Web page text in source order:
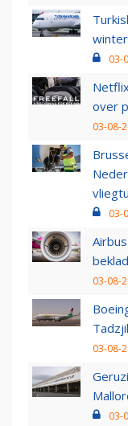
03-
over
03-08-
03-
03-08-
03-08-
03-